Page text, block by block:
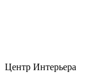
Центр Интерьера